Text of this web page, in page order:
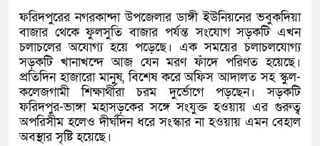
ফরিদপুরের নগরকান্দা উপজেলার ডাঙ্গী ইউনিয়নের ভবুকদিয়া
বাজার থেকে ফুলসুতি বাজার পর্যন্ত সংযোগ সড়কটি এখন
চলাচলের অযোগ্য হয়ে পড়েছে। এক সময়ের চলাচলযোগ্য
সড়কটি খানাখন্দে আজ যেন মরণ ফাঁদে পরিণত হয়েছে।
প্রতিদিন হাজারো মানুষ, বিশেষ করে অফিস আদালত সহ স্কুল-
কলেজগামী শিক্ষার্থীরা চরম দুর্ভোগে পড়ছেন। সড়কটি
ফরিদপুর-ভাঙ্গা মহাসড়কের সঙ্গে সংযুক্ত হওয়ায় এর গুরুত্ব
অপরিসীম হলেও দীর্ঘদিন ধরে সংস্কার না হওয়ায় এমন বেহাল
অবস্থার সৃষ্টি হয়েছে।